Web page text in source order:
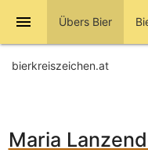
menu Übers Bier
bierkreiszeichen.at
Maria